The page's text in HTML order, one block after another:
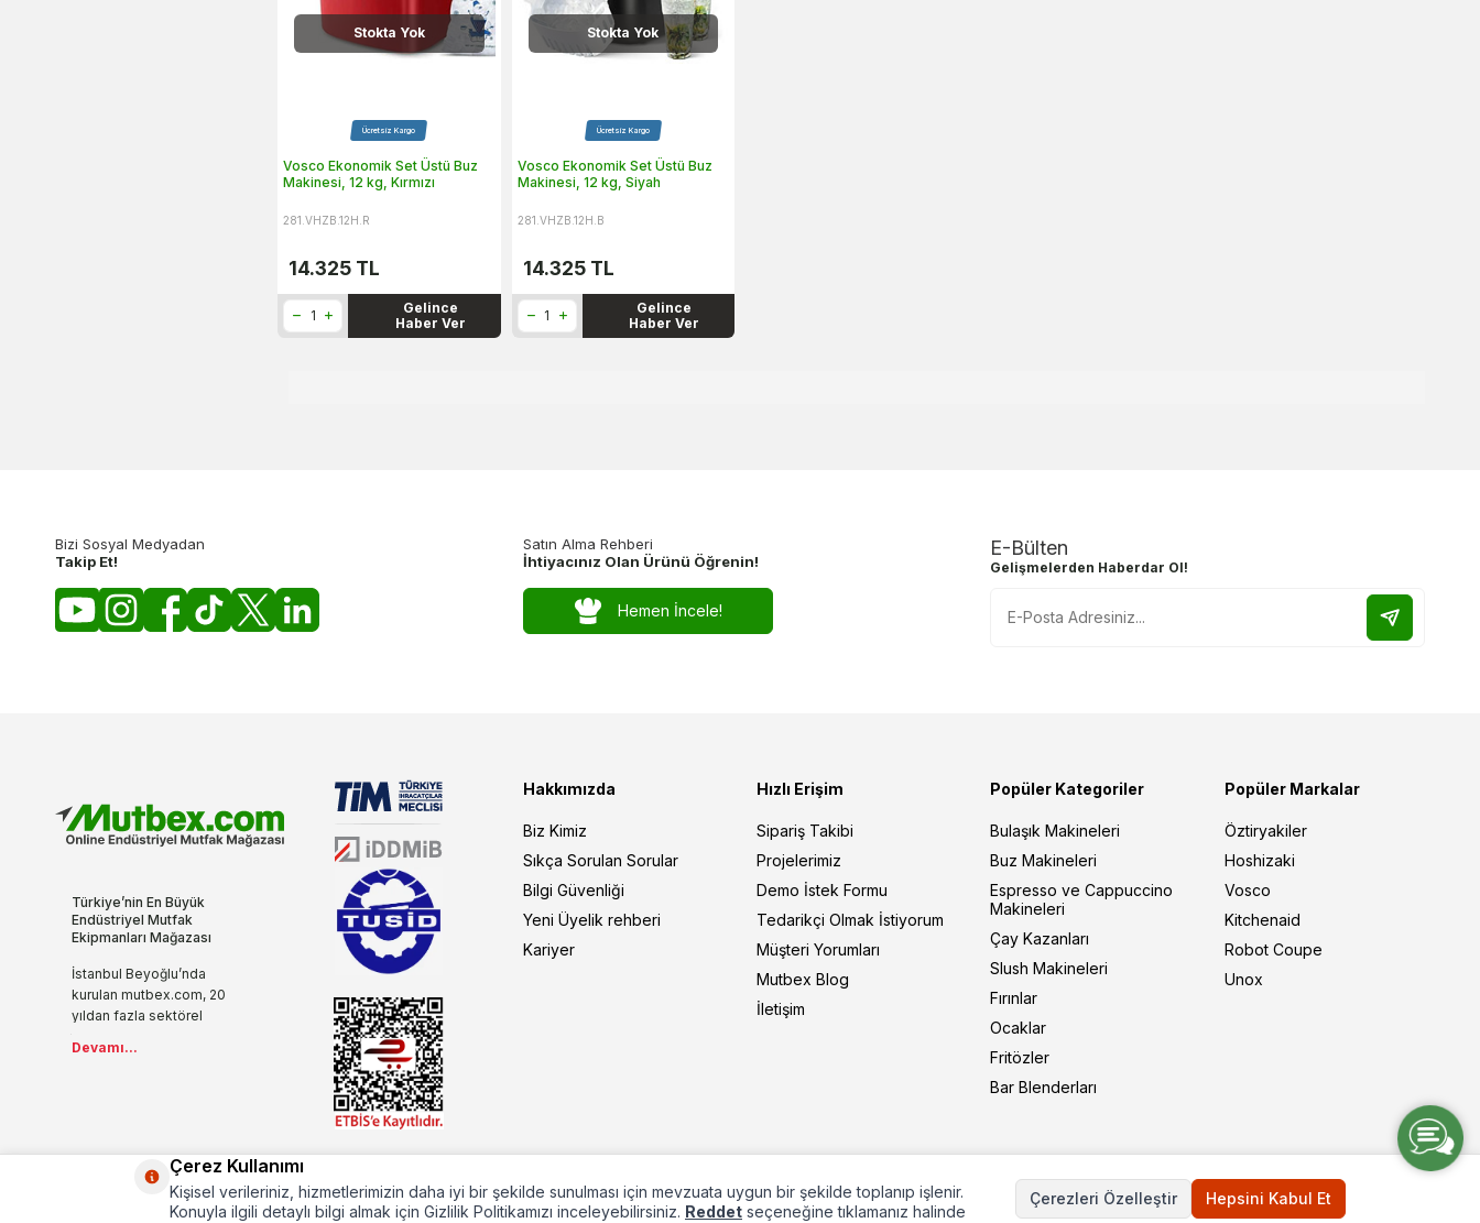
Stokta Yok
Ücretsiz Kargo
Vosco Ekonomik Set Üstü Buz
Makinesi, 12 kg, Kırmızı
281.VHZB.12H.R
14.325 TL
Gelince
Haber Ver
Stokta Yok
Ücretsiz Kargo
Vosco Ekonomik Set Üstü Buz
Makinesi, 12 kg, Siyah
281.VHZB.12H.B
14.325TL
Gelince
Haber Ver
Bizi Sosyal Medyadan
Takip Et!
Satın Alma Rehberi
İhtiyacınız Olan Ürünü Öğrenin!
Hemen İncele!
E-Bülten
Gelişmelerden Haberdar Ol!
Türkiye’nin En Büyük
Endüstriyel Mutfak
Ekipmanları Mağazası
İstanbul Beyoğlu’nda
kurulan mutbex.com, 20
yıldan fazla sektörel
modern anlayışıyla
duyacağınız tüm mutfak
ürünlerini sizlere özel
fiyatlarla sunuyoruz.
Devamı...
Hakkımızda
Biz Kimiz
Sıkça Sorulan Sorular
Bilgi Güvenliği
Yeni Üyelik rehberi
Kariyer
Hızlı Erişim
Sipariş Takibi
Projelerimiz
Demo İstek Formu
Tedarikçi Olmak İstiyorum
Müşteri Yorumları
Mutbex Blog
İletişim
Popüler Kategoriler
Bulaşık Makineleri
Buz Makineleri
Espresso ve Cappuccino
Makineleri
Çay Kazanları
Slush Makineleri
Fırınlar
Ocaklar
Fritözler
Bar Blenderları
Popüler Markalar
Öztiryakiler
Hoshizaki
Vosco
Kitchenaid
Robot Coupe
Unox
Çerez Kullanımı
Kişisel verileriniz, hizmetlerimizin daha iyi bir şekilde sunulması için mevzuata uygun bir şekilde toplanıp işlenir.
Konuyla ilgili detaylı bilgi almak için Gizlilik Politikamızı inceleyebilirsiniz. Reddet seçeneğine tıklamanız halinde
Çerezleri Özelleştir Hepsini Kabul Et